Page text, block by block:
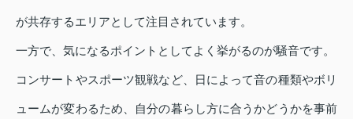
が共存するエリアとして注目されています。
一方で、気になるポイントとしてよく挙がるのが騒音です。
コンサートやスポーツ観戦など、日によって音の種類やボリ
ュームが変わるため、自分の暮らし方に合うかどうかを事前